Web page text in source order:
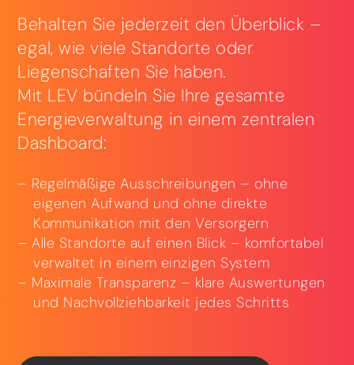
Behalten Sie jederzeit den Überblick –
egal, wie viele Standorte oder
Liegenschaften Sie haben.
Mit LEV bündeln Sie Ihre gesamte
Energieverwaltung in einem zentralen
Dashboard:
Regelmäßige Ausschreibungen – ohne
eigenen Aufwand und ohne direkte
Kommunikation mit den Versorgern
Alle Standorte auf einen Blick – komfortabel
verwaltet in einem einzigen System
Maximale Transparenz – klare Auswertungen
und Nachvollziehbarkeit jedes Schritts